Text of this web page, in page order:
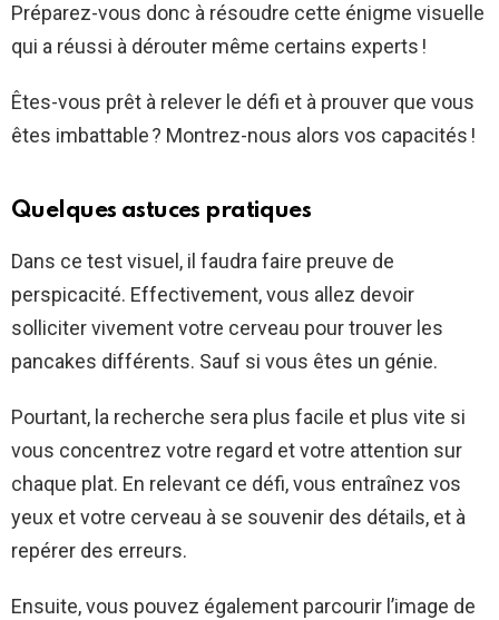
Préparez-vous donc à résoudre cette énigme visuelle
qui a réussi à dérouter même certains experts !
Êtes-vous prêt à relever le défi et à prouver que vous
êtes imbattable ? Montrez-nous alors vos capacités !
Quelques astuces pratiques
Dans ce test visuel, il faudra faire preuve de
perspicacité. Effectivement, vous allez devoir
solliciter vivement votre cerveau pour trouver les
pancakes différents. Sauf si vous êtes un génie.
Pourtant, la recherche sera plus facile et plus vite si
vous concentrez votre regard et votre attention sur
chaque plat. En relevant ce défi, vous entraînez vos
yeux et votre cerveau à se souvenir des détails, et à
repérer des erreurs.
Ensuite, vous pouvez également parcourir l’image de